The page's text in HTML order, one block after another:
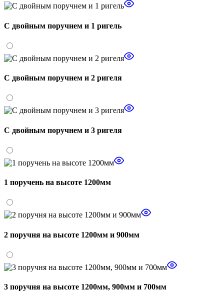
С двойным поручнем и 1 ригель
С двойным поручнем и 2 ригеля
С двойным поручнем и 3 ригеля
1 поручень на высоте 1200мм
2 поручня на высоте 1200мм и 900мм
3 поручня на высоте 1200мм, 900мм и 700мм